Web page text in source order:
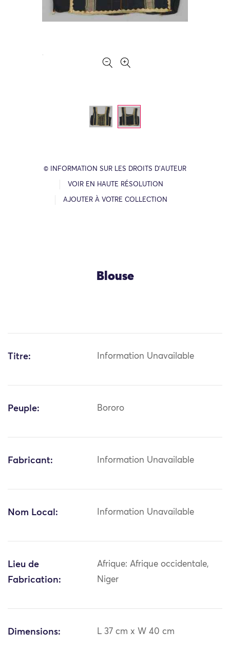
© INFORMATION SUR LES DROITS D’AUTEUR
VOIR EN HAUTE RÉSOLUTION
AJOUTER À VOTRE COLLECTION
Blouse
Titre: Information Unavailable
Peuple: Bororo
Fabricant: Information Unavailable
Nom Local: Information Unavailable
Lieu de
Fabrication:
Afrique: Afrique occidentale,
Niger
Dimensions: L 37 cm x W 40 cm